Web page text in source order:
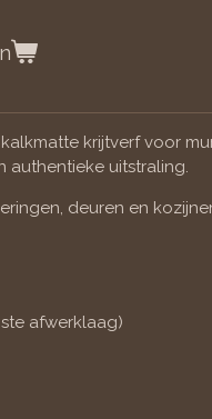
krijtverf voor
authentieke uitstraling.
deuren en
afwerklaag)